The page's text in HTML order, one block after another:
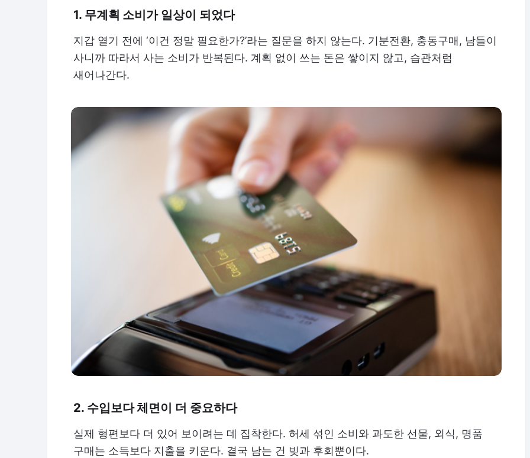
1. 무계획 소비가 일상이 되었다
지갑 열기 전에 ‘이건 정말 필요한가?’라는 질문을 하지 않는다. 기분전환, 충동구매, 남들이
사니까 따라서 사는 소비가 반복된다. 계획 없이 쓰는 돈은 쌓이지 않고, 습관처럼
새어나간다.
2. 수입보다 체면이 더 중요하다
실제 형편보다 더 있어 보이려는 데 집착한다. 허세 섞인 소비와 과도한 선물, 외식, 명품
구매는 소득보다 지출을 키운다. 결국 남는 건 빚과 후회뿐이다.